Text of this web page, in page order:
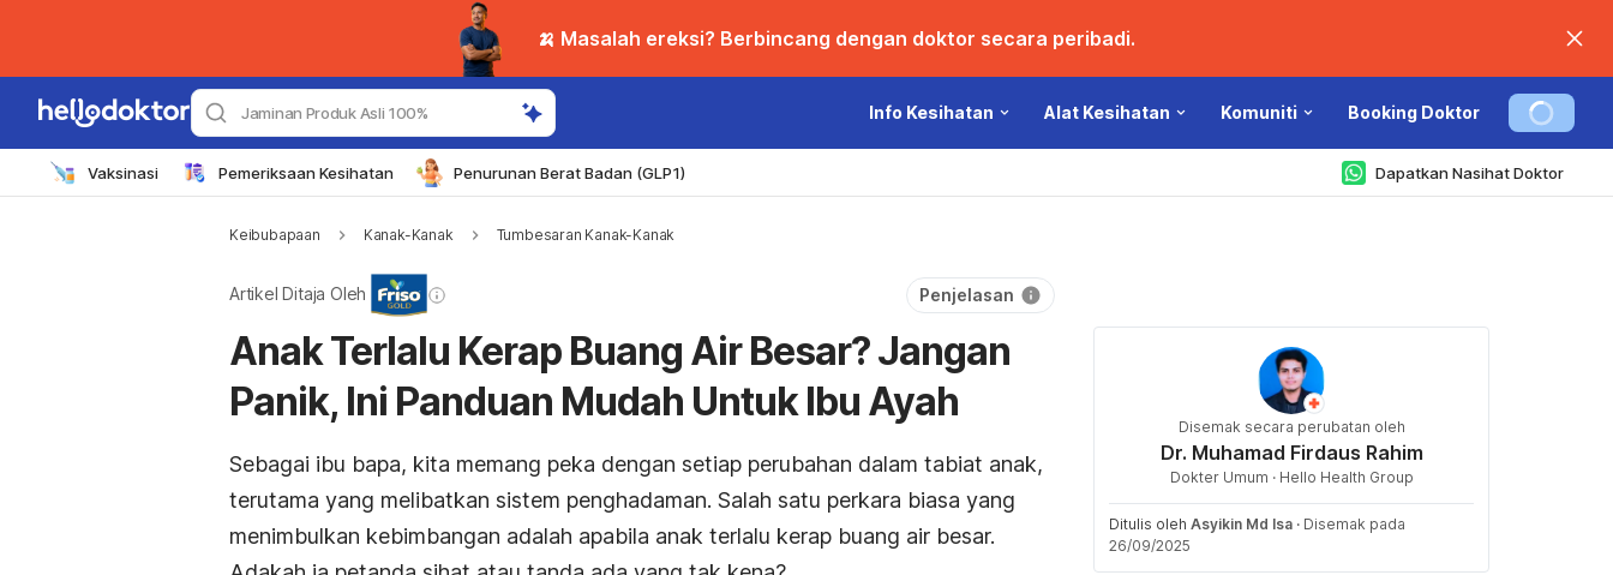
🍌 Masalah ereksi? Berbincang dengan doktor secara peribadi.
Jaminan Produk Asli 100% Info Kesihatan Alat Kesihatan Komuniti Booking Doktor
Vaksinasi Pemeriksaan Kesihatan Penurunan Berat Badan (GLP1) Dapatkan Nasihat Doktor
Keibubapaan Kanak-Kanak Tumbesaran Kanak-Kanak
Artikel Ditaja Oleh Penjelasan
Anak Terlalu Kerap Buang Air Besar? Jangan
Panik, Ini Panduan Mudah Untuk Ibu Ayah
Sebagai ibu bapa, kita memang peka dengan setiap perubahan dalam tabiat anak,
terutama yang melibatkan sistem penghadaman. Salah satu perkara biasa yang
menimbulkan kebimbangan adalah apabila anak terlalu kerap buang air besar.
Disemak secara perubatan oleh
Dr. Muhamad Firdaus Rahim
Dokter Umum · Hello Health Group
Ditulis oleh Asyikin Md Isa · Disemak pada
26/09/2025